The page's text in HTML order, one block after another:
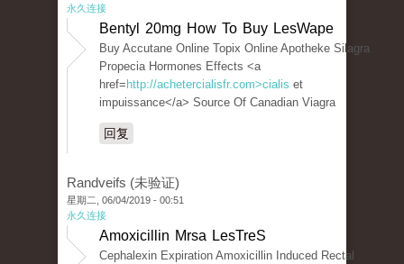
永久连接
Bentyl 20mg How To Buy LesWape
Buy Accutane Online Topix Online Apotheke Silagra
Propecia Hormones Effects <a
href= http://achetercialisfr.com>cialis et
impuissance</a> Source Of Canadian Viagra
回复
Randveifs (未验证)
星期二, 06/04/2019 - 00:51
永久连接
Amoxicillin Mrsa LesTreS
Cephalexin Expiration Amoxicillin Induced Rectal